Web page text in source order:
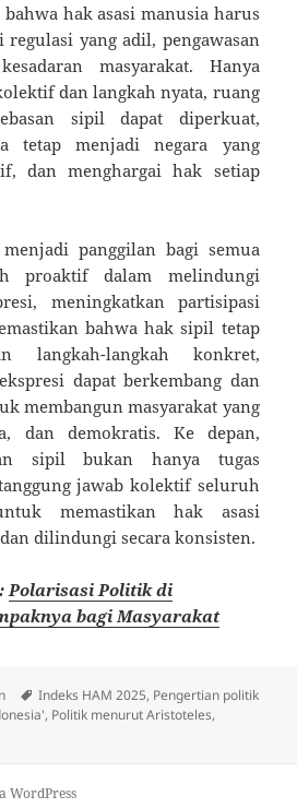
hak asasi manusia harus
yang adil, pengawasan
masyarakat. Hanya
dan langkah nyata, ruang
sipil dapat diperkuat,
tetap menjadi negara yang
dan menghargai hak setiap
menjadi panggilan bagi semua
proaktif dalam melindungi
meningkatkan partisipasi
bahwa hak sipil tetap
langkah-langkah konkret,
dapat berkembang dan
membangun masyarakat yang
dan demokratis. Ke depan,
sipil bukan hanya tugas
jawab kolektif seluruh
memastikan hak asasi
dilindungi secara konsisten.
Polarisasi Politik di
bagi Masyarakat
Tag
Indeks HAM 2025, Pengertian politik
, Politik menurut Aristoteles,
WordPress